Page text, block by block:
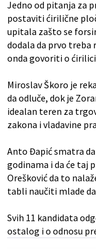
Jedno od pitanja za
postaviti ćirilične
upitala zašto se
dodala da prvo treba
onda govoriti o
Miroslav Škoro je
da odluče, dok je
idealan teren za
zakona i vladavine
Anto Đapić smatra
godinama i da će taj
Orešković da to
tabli naučiti mlade
Svih 11 kandidata
ostalog i o odnosu